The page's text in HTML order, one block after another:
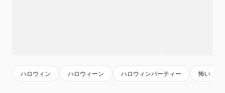
ハロウィン ハロウィーン ハロウィンパーティー 怖い